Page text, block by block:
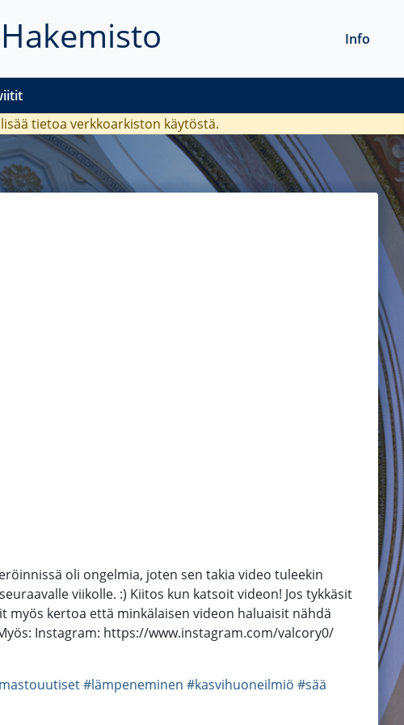
Info
lisää tietoa verkkoarkiston käytöstä.
oli ongelmia, joten sen takia video tuleekin
viikolle. :) Kiitos kun katsoit videon! Jos tykkäsit
myös kertoa että minkälaisen videon haluaisit nähdä
Instagram: https://www.instagram.com/valcory0/
#lämpeneminen #kasvihuoneilmiö #sää